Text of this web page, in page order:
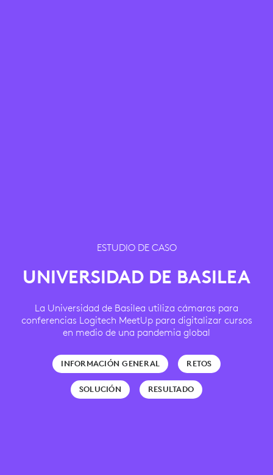
ESTUDIO DE CASO
UNIVERSIDAD DE BASILEA
La Universidad de Basilea utiliza cámaras para
conferencias Logitech MeetUp para digitalizar cursos
en medio de una pandemia global
INFORMACIÓN GENERAL RETOS
SOLUCIÓN RESULTADO